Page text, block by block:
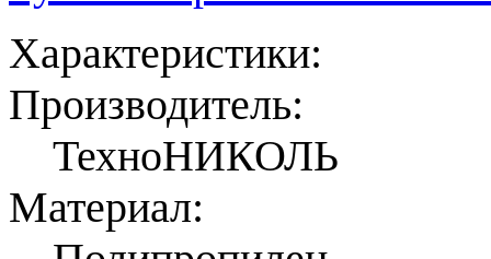
Характеристики:
Производитель:
ТехноНИКОЛЬ
Материал: